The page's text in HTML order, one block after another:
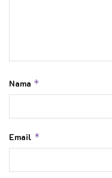
Nama *
Email *